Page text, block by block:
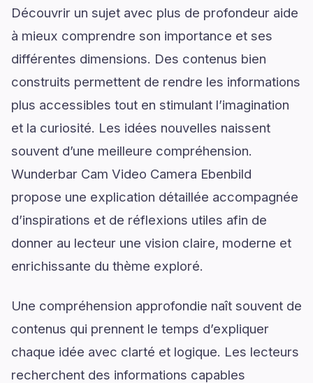
Découvrir un sujet avec plus de profondeur aide
à mieux comprendre son importance et ses
différentes dimensions. Des contenus bien
construits permettent de rendre les informations
plus accessibles tout en stimulant l’imagination
et la curiosité. Les idées nouvelles naissent
souvent d’une meilleure compréhension.
Wunderbar Cam Video Camera Ebenbild
propose une explication détaillée accompagnée
d’inspirations et de réflexions utiles afin de
donner au lecteur une vision claire, moderne et
enrichissante du thème exploré.
Une compréhension approfondie naît souvent de
contenus qui prennent le temps d’expliquer
chaque idée avec clarté et logique. Les lecteurs
recherchent des informations capables